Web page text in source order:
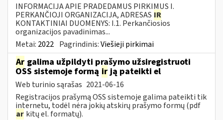
INFORMACIJA APIE PRADEDAMUS PIRKIMUS I.
PERKANČIOJI ORGANIZACIJA, ADRESAS IR
KONTAKTINIAI DUOMENYS: I.1. Perkančiosios
organizacijos pavadinimas...
Metai: 2022 Pagrindinis:Viešieji pirkimai
Ar galima užpildyti prašymo užsiregistruoti
OSS sistemoje formą irją pateikti el
Web turinio sąrašas 2021-06-16
Registracijos prašymą OSS sistemoje galima pateikti tik
internetu, todėl nėra jokių atskirų prašymo formų (pdf
ar kitų el. formatų).